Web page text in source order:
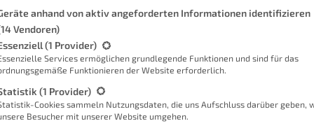
extra Beitrag vorstellen (und
Funktionen eingehen. Allerdings
da die Zentrale ohne
anhand von aktiv angeforderten Informationen identifizieren
Vendoren)
eine Liste der Service-Gruppen, für die eine Einwilligung erteilt
(1 Provider)
Services ermöglichen grundlegende Funktionen und sind für das
Funktionieren der Website erforderlich.
(1 Provider)
Cookies sammeln Nutzungsdaten, die uns Aufschluss darüber geben,
Besucher mit unserer Website umgehen.